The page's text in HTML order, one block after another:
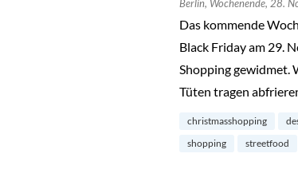
Berlin, Wochenende, 28.
Das kommende
Black Friday am 29.
Shopping gewidmet.
Tüten tragen
christmasshopping
shopping
streetfood